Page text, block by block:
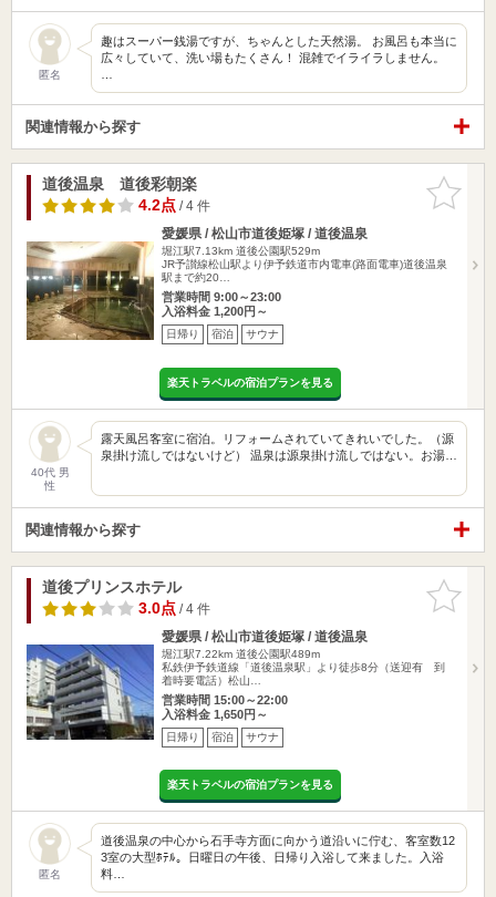
匿名
趣はスーパー銭湯ですが、ちゃんとした天然湯。 お風呂も本当に
広々していて、洗い場もたくさん！ 混雑でイライラしません。
関連情報から探す
お気に入
りに追加
道後温泉 道後彩朝楽
4.2点/ 4 件
愛媛県 / 松山市道後姫塚 / 道後温泉
堀江駅7.13km 道後公園駅529m
JR予讃線松山駅より伊予鉄道市内電車(路面電車)道後温泉
駅まで約20…
営業時間 9:00～23:00
入浴料金 1,200円～
日帰り 宿泊 サウナ
楽天トラベルの宿泊プランを見る
40代 男
性
露天風呂客室に宿泊。リフォームされていてきれいでした。（源
泉掛け流しではないけど） 温泉は源泉掛け流しではない。お湯…
関連情報から探す
お気に入
りに追加
道後プリンスホテル
3.0点/ 4 件
愛媛県 / 松山市道後姫塚 / 道後温泉
堀江駅7.22km 道後公園駅489m
私鉄伊予鉄道線「道後温泉駅」より徒歩8分（送迎有 到
着時要電話）松山…
営業時間 15:00～22:00
入浴料金 1,650円～
日帰り 宿泊 サウナ
楽天トラベルの宿泊プランを見る
匿名
道後温泉の中心から石手寺方面に向かう道沿いに佇む、客室数12
3室の大型ﾎﾃﾙ。日曜日の午後、日帰り入浴して来ました。入浴
料…